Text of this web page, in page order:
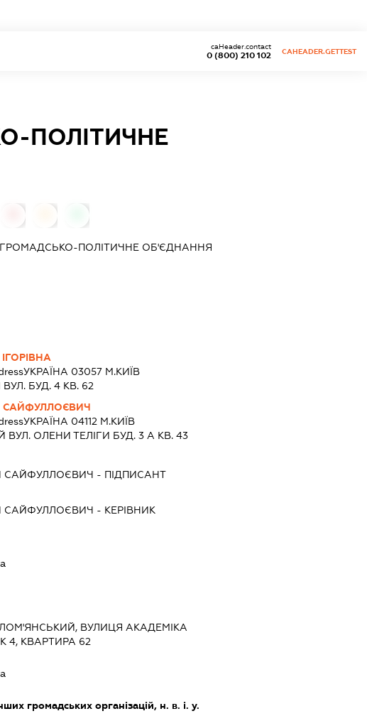
0 (800) 210 102
caHeader.contact
CAHEADER.GETTEST
ПОЛІТИЧНЕ
ГРОМАДСЬКО-ПОЛІТИЧНЕ ОБ'ЄДНАННЯ
УКРАЇНА 03057 М.КИЇВ
БУД. 4 КВ. 62
САЙФУЛЛОЄВИЧ
УКРАЇНА 04112 М.КИЇВ
ВУЛ. ОЛЕНИ ТЕЛІГИ БУД. 3 А КВ. 43
САЙФУЛЛОЄВИЧ - ПІДПИСАНТ
САЙФУЛЛОЄВИЧ - КЕРІВНИК
ВУЛИЦЯ АКАДЕМІКА
4, КВАРТИРА 62
громадських організацій, н. в. і. у.